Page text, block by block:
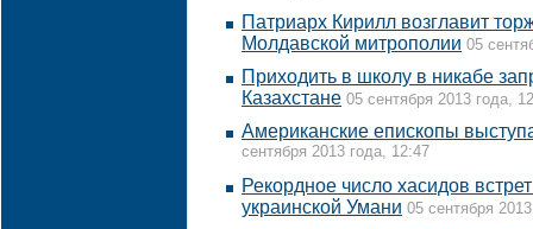
Патриарх Кирилл возглавит
Молдавской митрополии 05
Приходить в школу в никабе
Казахстане 05 сентября 2013 года,
Американские епископы
сентября 2013 года, 12:47
Рекордное число хасидов
украинской Умани 05 сентября